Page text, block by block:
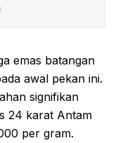
emas batangan
awal pekan ini.
signifikan
24 karat Antam
per gram.